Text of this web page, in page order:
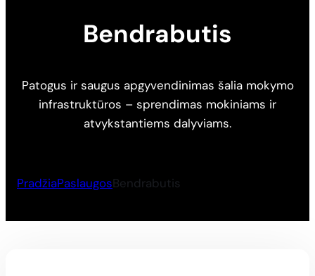
Bendrabutis
Patogus ir saugus apgyvendinimas šalia mokymo
infrastruktūros – sprendimas mokiniams ir
atvykstantiems dalyviams.
PradžiaPaslaugosBendrabutis